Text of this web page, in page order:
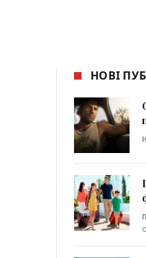
НОВІ